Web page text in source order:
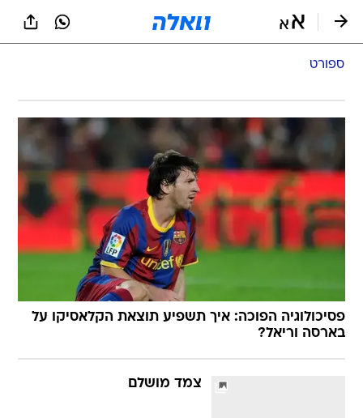
ספורט
פסיכולוגיה הפוכה: איך תשפיע תוצאת הקלאסיקו על
בארסה וריאל?
צמד מושלם